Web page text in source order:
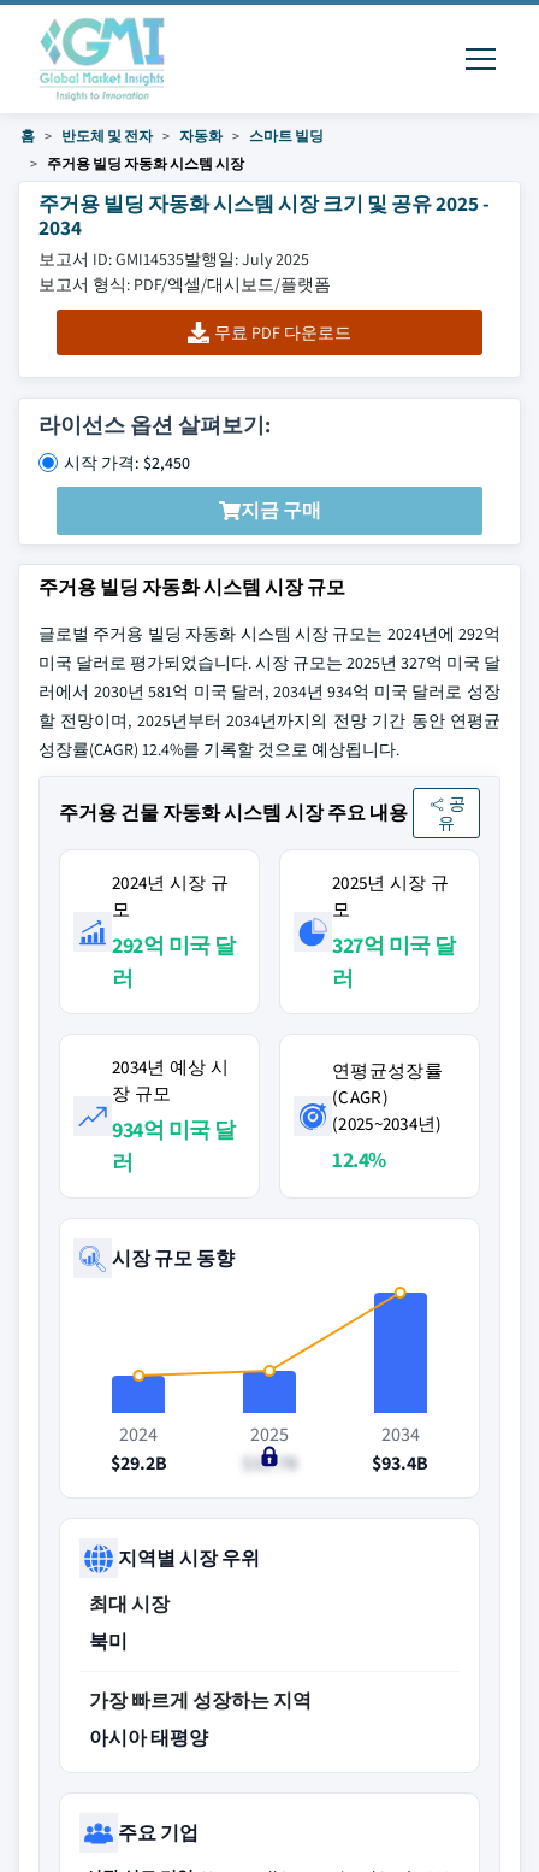
홈 반도체 및 전자 자동화
스마트 빌딩
주거용 빌딩 자동화 시스템 시장
주거용 빌딩 자동화 시스템 시장 크기 및 공유 2025 -
2034
보고서 ID: GMI14535발행일: July 2025
보고서 형식: PDF/엑셀/대시보드/플랫폼
무료 PDF 다운로드
라이선스 옵션 살펴보기:
시작 가격: $2,450
지금 구매
주거용 빌딩 자동화 시스템 시장 규모
글로벌 주거용 빌딩 자동화 시스템 시장 규모는 2024년에 292억
미국 달러로 평가되었습니다. 시장 규모는 2025년 327억 미국 달
러에서 2030년 581억 미국 달러, 2034년 934억 미국 달러로 성장
할 전망이며, 2025년부터 2034년까지의 전망 기간 동안 연평균
성장률(CAGR) 12.4%를 기록할 것으로 예상됩니다.
주거용 건물 자동화 시스템 시장 주요 내용
공
유
2024년 시장 규
모
292억 미국 달
러
2025년 시장 규
모
327억 미국 달
러
2034년 예상 시
장 규모
934억 미국 달
러
연평균성장률
(CAGR)
(2025~2034년)
12.4%
시장 규모 동향
2024
$29.2B
2025
$32.7B
2034
$93.4B
지역별 시장 우위
최대 시장
북미
가장 빠르게 성장하는 지역
아시아 태평양
주요 기업